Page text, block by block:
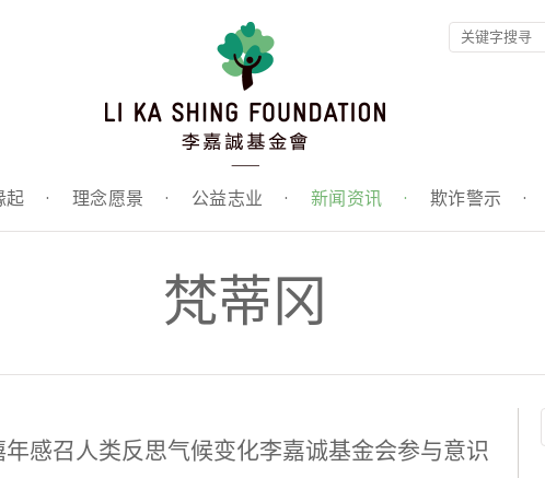
起 · 理念愿景 · 公益志业 · 新闻资讯 · 欺诈警示 ·
梵蒂冈
感召人类反思气候变化李嘉诚基金会参与意识